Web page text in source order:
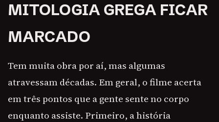
MITOLOGIA GREGA FICAR
MARCADO
Tem muita obra por aí, mas algumas
atravessam décadas. Em geral, o filme acerta
em três pontos que a gente sente no corpo
enquanto assiste. Primeiro, a história